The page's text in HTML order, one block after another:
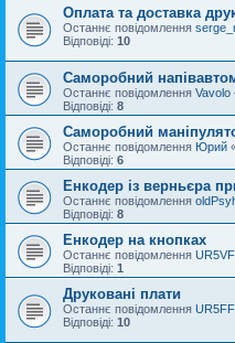
Оплата та доставка
Останнє повідомлення
Відповіді: 10
Саморобний
Останнє повідомлення Vavolo
Відповіді: 8
Саморобний
Останнє повідомлення Юрий
Відповіді: 6
Енкодер із верньєра
Останнє повідомлення
Відповіді: 8
Енкодер на кнопках
Останнє повідомлення
Відповіді: 1
Друковані плати
Останнє повідомлення
Відповіді: 10